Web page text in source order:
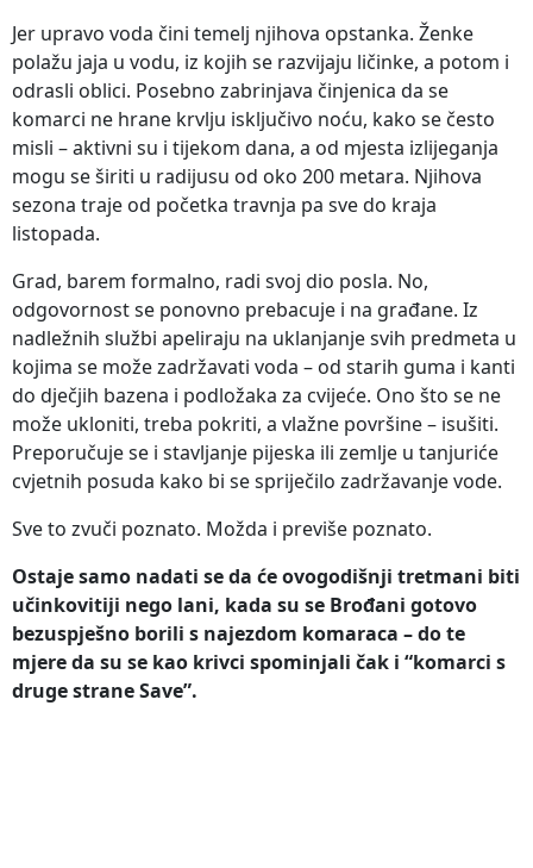
Jer upravo voda čini temelj njihova opstanka. Ženke
polažu jaja u vodu, iz kojih se razvijaju ličinke, a potom i
odrasli oblici. Posebno zabrinjava činjenica da se
komarci ne hrane krvlju isključivo noću, kako se često
misli – aktivni su i tijekom dana, a od mjesta izlijeganja
mogu se širiti u radijusu od oko 200 metara. Njihova
sezona traje od početka travnja pa sve do kraja
listopada.
Grad, barem formalno, radi svoj dio posla. No,
odgovornost se ponovno prebacuje i na građane. Iz
nadležnih službi apeliraju na uklanjanje svih predmeta u
kojima se može zadržavati voda – od starih guma i kanti
do dječjih bazena i podložaka za cvijeće. Ono što se ne
može ukloniti, treba pokriti, a vlažne površine – isušiti.
Preporučuje se i stavljanje pijeska ili zemlje u tanjuriće
cvjetnih posuda kako bi se spriječilo zadržavanje vode.
Sve to zvuči poznato. Možda i previše poznato.
Ostaje samo nadati se da će ovogodišnji tretmani biti
učinkovitiji nego lani, kada su se Brođani gotovo
bezuspješno borili s najezdom komaraca – do te
mjere da su se kao krivci spominjali čak i “komarci s
druge strane Save”.